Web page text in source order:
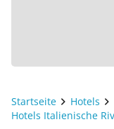
Startseite Hotels
Hotels Italienische